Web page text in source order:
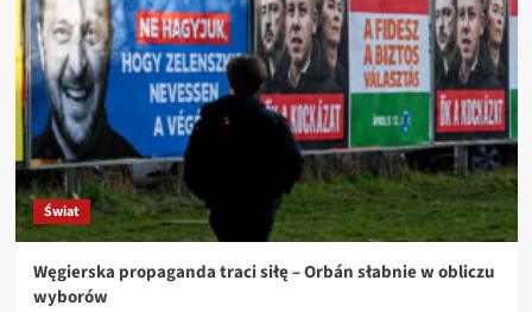
Świat
Węgierska propaganda traci siłę – Orbán słabnie w obliczu
wyborów